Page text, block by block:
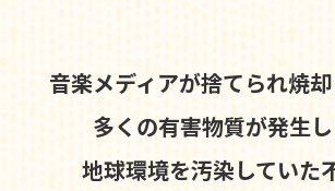
音楽メディアが捨てられ焼却
多くの有害物質が発生し
地球環境を汚染していた